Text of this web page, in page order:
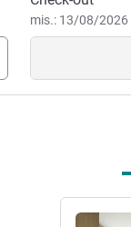
mis.: 13/08/2026
Lihat detail